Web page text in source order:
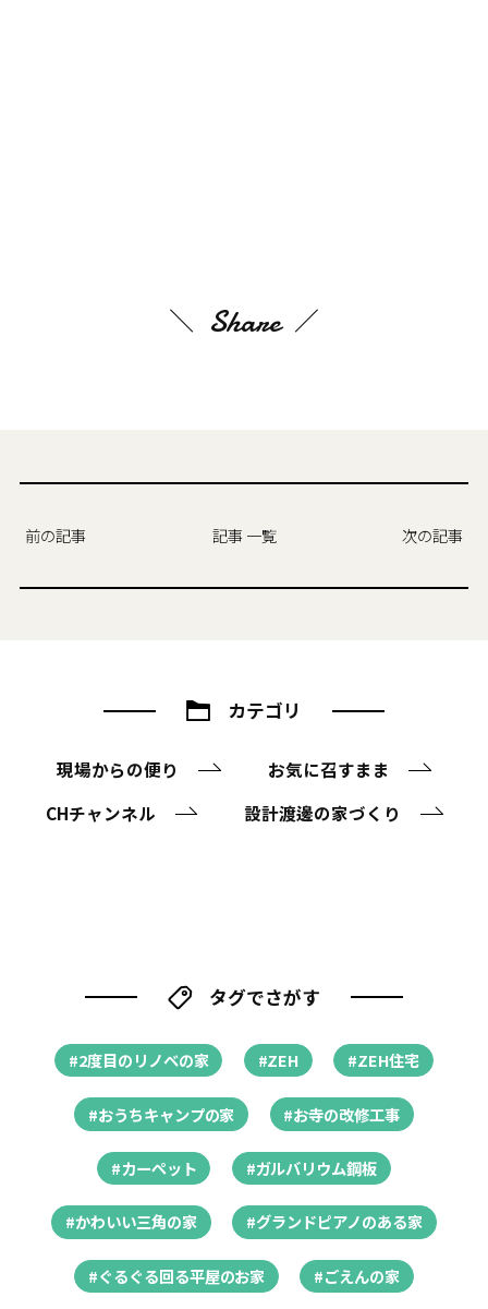
Share
前の記事 記事 一覧 次の記事
カテゴリ
現場からの便り
お気に召すまま
CHチャンネル
設計渡邊の家づくり
タグでさがす
#2度目のリノベの家 #ZEH #ZEH住宅
#おうちキャンプの家 #お寺の改修工事
#カーペット #ガルバリウム鋼板
#かわいい三角の家 #グランドピアノのある家
#ぐるぐる回る平屋のお家 #ごえんの家